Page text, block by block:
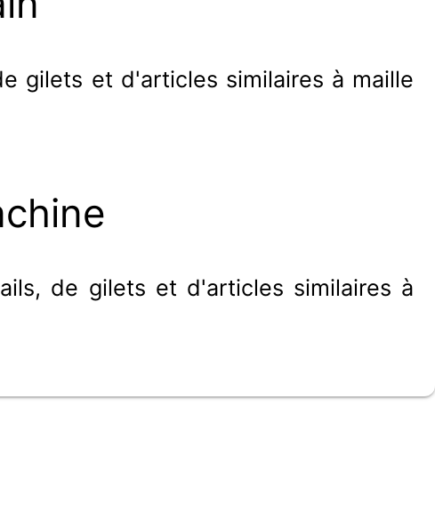
gilets et d'articles similaires à maille
de gilets et d'articles similaires à